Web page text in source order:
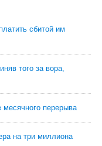
сбитой им
того за вора,
перерыва
на три миллиона